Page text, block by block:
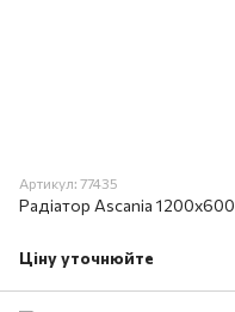
Артикул: 77435
Радіатор Ascania 1200x600
Ціну уточнюйте